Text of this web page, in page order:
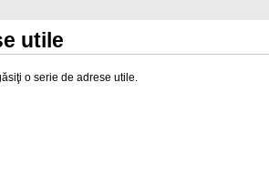
utile
o serie de adrese utile.